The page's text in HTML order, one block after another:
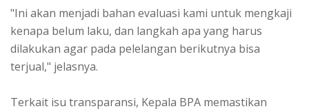
"Ini akan menjadi bahan evaluasi kami untuk mengkaji
kenapa belum laku, dan langkah apa yang harus
dilakukan agar pada pelelangan berikutnya bisa
terjual," jelasnya.
Terkait isu transparansi, Kepala BPA memastikan